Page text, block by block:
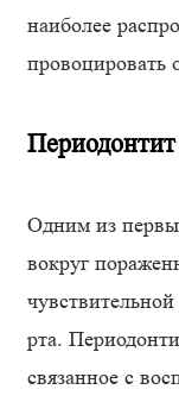
наиболее
провоцировать
Периодонтит
Одним из
вокруг
рта.
связанное с